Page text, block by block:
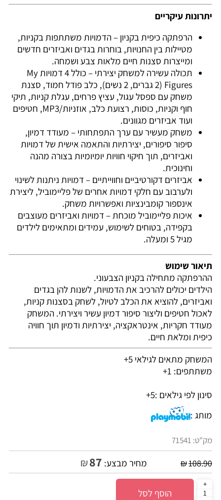
יתרונות עיקריים
הרפתקה כיפית בקניון – הדמויות משתתפות בקניות,
מטיילות בין החנויות, בוחרות בגדים ואביזרים חדשים
ומייצרות סצנות חיים מלאות צבע ושמחה.
תכולה עשירה למשחק יצירתי – כולל 4 דמויות My
Figures (2 גברים, 2 נשים), כלב פודל חמוד, סצנת
משחק עם ספסל עגול, עציץ פרחים, עגלת קניות, תיקי
חוף וקניות, כוסות, רצועת כלב, אוזניות/MP3, חטיפים
ועוד אביזרים מגוונים.
משחק מעשיר עם ערך התפתחותי – מעודד דמיון,
סיפור סיפורים, יצירתיות והתאמה אישית של דמויות
ואביזרים, תוך חיקוי חוויות יומיומיות בצורה מהנה
וחינוכית.
אביזרים דקורטיביים וחווייתיים – דמויות ניתנות לשינוי
ולערבוב עם חלקי דמויות אחרים של פליימוביל, ליצירת
אינספור קומבינציות ואפשרויות משחק.
איכות פליימוביל מוכחת – דמויות ואביזרים מעוצבים
בקפידה, בטוחים לשימוש, עמידים ומתאימים לילדים
מגיל 5 ומעלה.
תיאור שימוש
ההרפתקה מתחילה בקניון הצבעוני.
הילדים יכולים להרכיב את הדמויות, לשנות להן בגדים
ואביזרים, להוציא את הכלב לטיול, לשחק בסצנות קניות,
לאכול חטיפים וליצור סיפור דמיון עשיר ויצירתי. המשחק
מעודד חקריות, אינטראקציה, יצירתיות ודמיון תוך חוויה
כיפית ומלאת חיים.
המשחק מתאים לגילאי 5+
משתתפים: 1+
סינון לפי גילאים :5+
מותג :
מק"ט: 71541
₪108.90 מחיר מבצע: ₪87
הוסף לסל